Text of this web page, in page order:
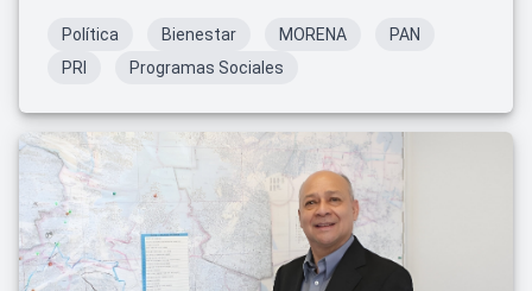
Política Bienestar MORENA
PAN
PRI
Programas Sociales